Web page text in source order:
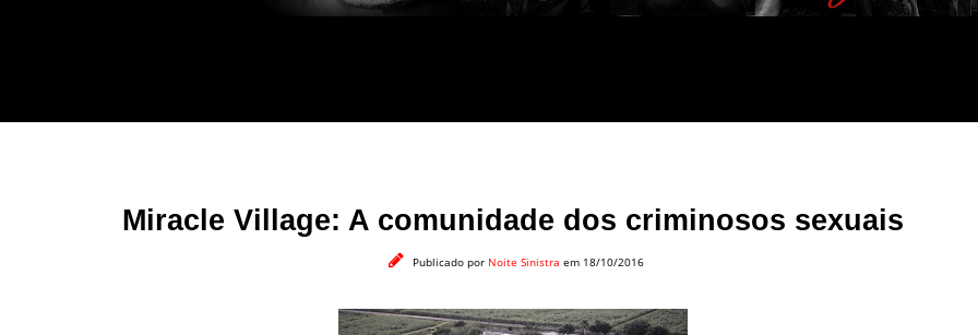
Miracle Village: A comunidade dos criminosos sexuais
Publicado por Noite Sinistra em 18/10/2016